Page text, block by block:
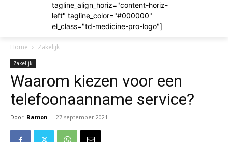
tagline_align_horiz="content-horiz-
left" tagline_color="#000000"
el_class="td-medicine-pro-logo"]
Home Zakelijk
Zakelijk
Waarom kiezen voor een
telefoonaanname service?
Door Ramon - 27 september 2021